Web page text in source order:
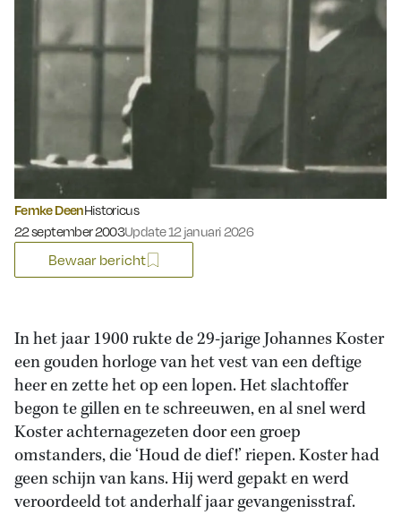
Femke DeenHistoricus
Gepubliceerd op:
22 september 2003Update 12 januari 2026
Bewaar bericht
In het jaar 1900 rukte de 29-jarige Johannes Koster
een gouden horloge van het vest van een deftige
heer en zette het op een lopen. Het slachtoffer
begon te gillen en te schreeuwen, en al snel werd
Koster achternagezeten door een groep
omstanders, die ‘Houd de dief!’ riepen. Koster had
geen schijn van kans. Hij werd gepakt en werd
veroordeeld tot anderhalf jaar gevangenisstraf.